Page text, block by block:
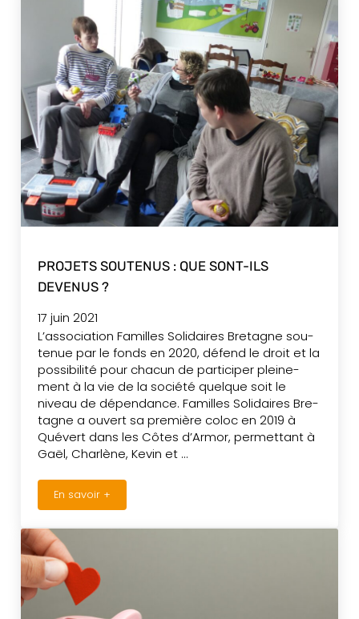
PROJETS SOUTENUS : QUE SONT-ILS
DEVENUS ?
17 juin 2021
L’as­so­cia­tion Familles Soli­daires Bre­tagne sou­
te­nue par le fonds en 2020, défend le droit et la
pos­si­bi­li­té pour chacun de par­ti­ci­per plei­ne­
ment à la vie de la société quelque soit le
niveau de dépendance. Familles Soli­daires Bre­
tagne a ouvert sa pre­mière coloc en 2019 à
Quévert dans les Côtes d’Armor, per­met­tant à
Gaël, Char­lène, Kevin et …
En savoir +Projets soutenus : que sont-ils devenus ?